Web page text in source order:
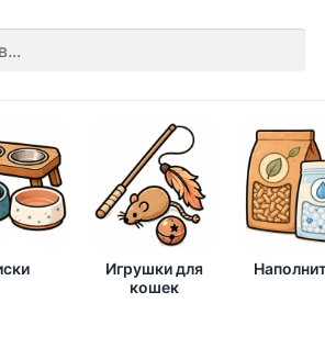
Игрушки для
кошек